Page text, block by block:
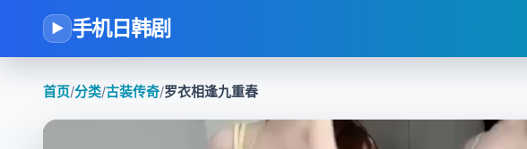
▶ 手机日韩剧
首页/分类/古装传奇/罗衣相逢九重春